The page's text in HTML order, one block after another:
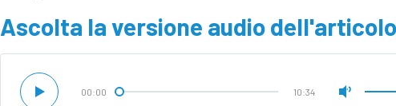
Ascolta la versione audio dell'articolo
00:00 10:34